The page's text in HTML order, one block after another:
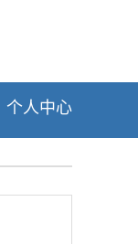
个人中心